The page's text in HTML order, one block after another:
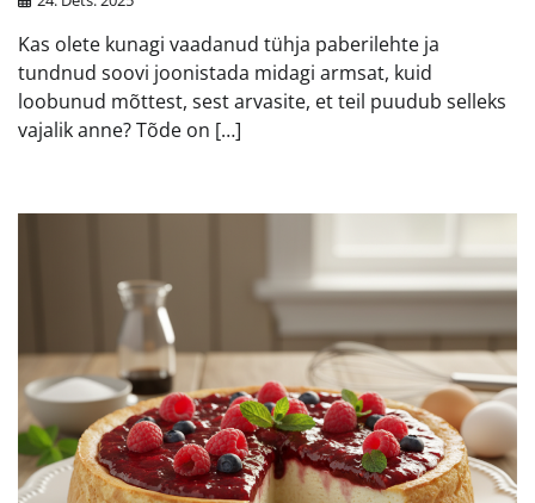
Kas olete kunagi vaadanud tühja paberilehte ja
tundnud soovi joonistada midagi armsat, kuid
loobunud mõttest, sest arvasite, et teil puudub selleks
vajalik anne? Tõde on […]